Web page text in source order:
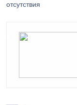
отсутствия